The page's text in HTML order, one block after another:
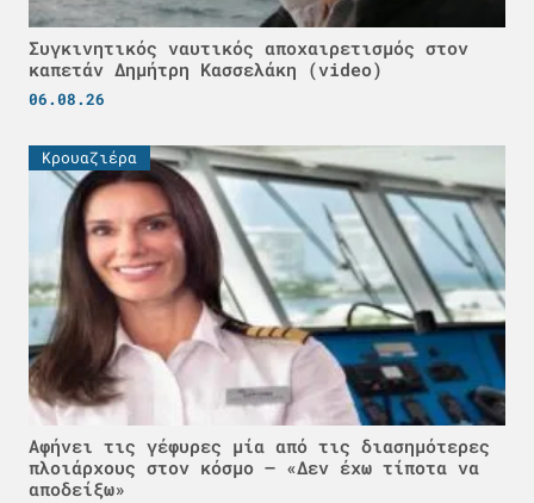
Συγκινητικός ναυτικός αποχαιρετισμός στον
καπετάν Δημήτρη Κασσελάκη (video)
06.08.26
Κρουαζιέρα
Αφήνει τις γέφυρες μία από τις διασημότερες
πλοιάρχους στον κόσμο – «Δεν έχω τίποτα να
αποδείξω»